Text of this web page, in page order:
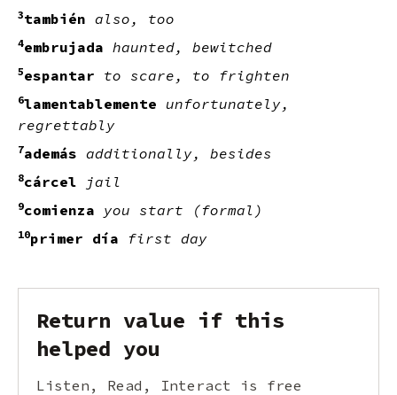
3también also, too
4embrujada haunted, bewitched
5espantar to scare, to frighten
6lamentablemente unfortunately,
regrettably
7además additionally, besides
8cárcel jail
9comienza you start (formal)
10primer día first day
Return value if this
helped you
Listen, Read, Interact is free